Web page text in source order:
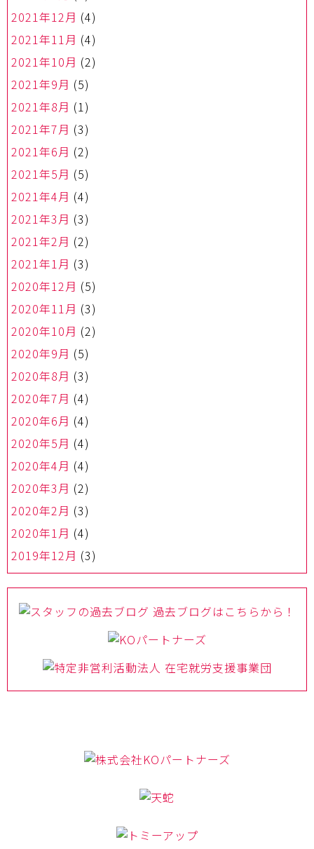
2021年12月 (4)
2021年11月 (4)
2021年10月 (2)
2021年9月 (5)
2021年8月 (1)
2021年7月 (3)
2021年6月 (2)
2021年5月 (5)
2021年4月 (4)
2021年3月 (3)
2021年2月 (2)
2021年1月 (3)
2020年12月 (5)
2020年11月 (3)
2020年10月 (2)
2020年9月 (5)
2020年8月 (3)
2020年7月 (4)
2020年6月 (4)
2020年5月 (4)
2020年4月 (4)
2020年3月 (2)
2020年2月 (3)
2020年1月 (4)
2019年12月 (3)